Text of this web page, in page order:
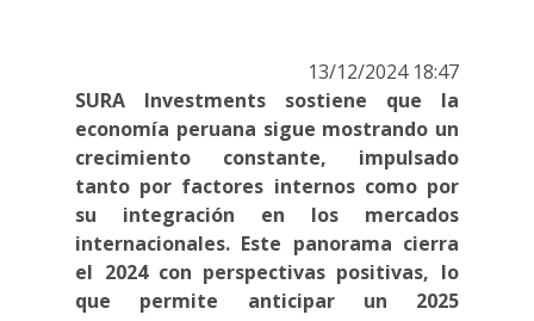
13/12/2024 18:47
SURA Investments sostiene que la
economía peruana sigue mostrando un
crecimiento constante, impulsado
tanto por factores internos como por
su integración en los mercados
internacionales. Este panorama cierra
el 2024 con perspectivas positivas, lo
que permite anticipar un 2025